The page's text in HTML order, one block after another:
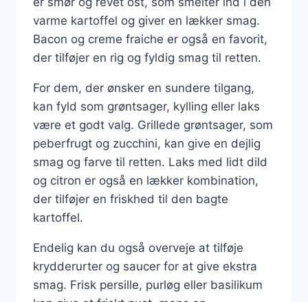
varme kartoffel og giver en lækker smag.
Bacon og creme fraiche er også en favorit,
der tilføjer en rig og fyldig smag til retten.
For dem, der ønsker en sundere tilgang,
kan fyld som grøntsager, kylling eller laks
være et godt valg. Grillede grøntsager, som
peberfrugt og zucchini, kan give en dejlig
smag og farve til retten. Laks med lidt dild
og citron er også en lækker kombination,
der tilføjer en friskhed til den bagte
kartoffel.
Endelig kan du også overveje at tilføje
krydderurter og saucer for at give ekstra
smag. Frisk persille, purløg eller basilikum